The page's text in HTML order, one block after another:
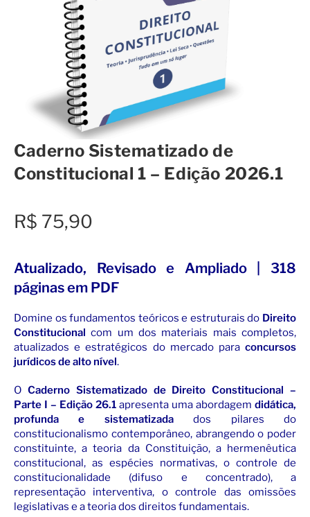
Caderno Sistematizado de
Constitucional 1 – Edição 2026.1
R$ 75,90
Atualizado, Revisado e Ampliado | 318
páginas em PDF
Domine os fundamentos teóricos e estruturais do Direito
Constitucional com um dos materiais mais completos,
atualizados e estratégicos do mercado para concursos
jurídicos de alto nível.
O Caderno Sistematizado de Direito Constitucional –
Parte I – Edição 26.1 apresenta uma abordagem didática,
profunda e sistematizadados pilares do
constitucionalismo contemporâneo, abrangendo o poder
constituinte, a teoria da Constituição, a hermenêutica
constitucional, as espécies normativas, o controle de
constitucionalidade (difuso e concentrado), a
representação interventiva, o controle das omissões
legislativas e a teoria dos direitos fundamentais.